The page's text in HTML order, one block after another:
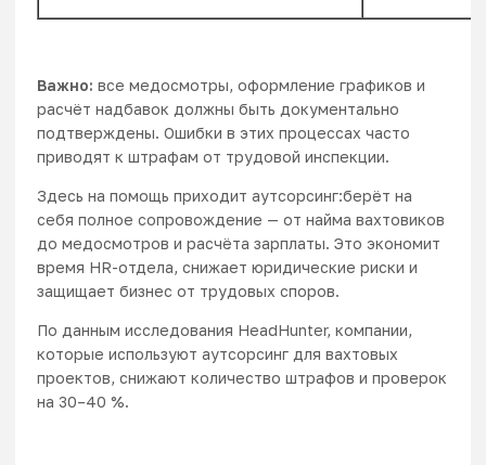
Важно: все медосмотры, оформление графиков и
расчёт надбавок должны быть документально
подтверждены. Ошибки в этих процессах часто
приводят к штрафам от трудовой инспекции.
Здесь на помощь приходит аутсорсинг:берёт на
себя полное сопровождение — от найма вахтовиков
до медосмотров и расчёта зарплаты. Это экономит
время HR-отдела, снижает юридические риски и
защищает бизнес от трудовых споров.
По данным исследования HeadHunter, компании,
которые используют аутсорсинг для вахтовых
проектов, снижают количество штрафов и проверок
на 30–40 %.